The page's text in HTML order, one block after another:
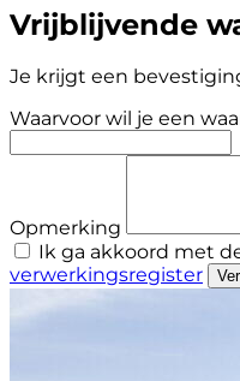
Vrijblijvende
Je krijgt een
Waarvoor wil je een
Opmerking
Ik ga akkoord met
verwerkingsregister